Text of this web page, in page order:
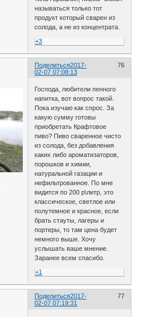
называться только тот
продукт который сварен из
солода, а не из концентрата.
+3
Поделиться 76
2017-
02-07 07:08:13
Господа, любители пенного
напитка, вот вопрос такой.
Пока изучаю как спрос. За
какую сумму готовы
приобретать Крафтовое
пиво? Пиво сваренное чисто
из солода, без добавления
каких либо ароматизаторов,
порошков и химии,
натуральной газации и
нефильтрованное. По мне
видится по 200 р\литр, это
классическое, светлое или
полутемное и красное, если
брать стауты, лагеры и
портеры, то там цена будет
немного выше. Хочу
услышать ваше мнение.
Заранее всем спасибо.
+1
Поделиться 77
2017-
02-07 07:19:31